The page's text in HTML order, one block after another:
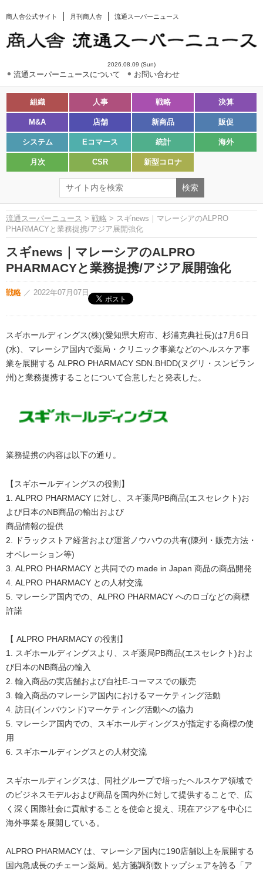
商人舎公式サイト 月刊商人舎 流通スーパーニュース
2026.08.09 (Sun)
流通スーパーニュースについて お問い合わせ
組織 人事 戦略 決算
M&A 店舗 新商品 販促
システム Eコマース 統計 海外
月次 CSR 新型コロナ
流通スーパーニュース > 戦略 > スギnews｜マレーシアのALPRO
PHARMACYと業務提携/アジア展開強化
スギnews｜マレーシアのALPRO
PHARMACYと業務提携/アジア展開強化
戦略 ／ 2022年07月07日
スギホールディングス(株)(愛知県大府市、杉浦克典社長)は7月6日
(水)、マレーシア国内で薬局・クリニック事業などのヘルスケア事
業を展開する ALPRO PHARMACY SDN.BHDD(ヌグリ・スンビラン
州)と業務提携することについて合意したと発表した。
業務提携の内容は以下の通り。
【スギホールディングスの役割】
1. ALPRO PHARMACY に対し、スギ薬局PB商品(エスセレクト)お
よび日本のNB商品の輸出および
商品情報の提供
2. ドラックストア経営および運営ノウハウの共有(陳列・販売方法・
オペレーション等)
3. ALPRO PHARMACY と共同での made in Japan 商品の商品開発
4. ALPRO PHARMACY との人材交流
5. マレーシア国内での、ALPRO PHARMACY へのロゴなどの商標
許諾
【 ALPRO PHARMACY の役割】
1. スギホールディングスより、スギ薬局PB商品(エスセレクト)およ
び日本のNB商品の輸入
2. 輸入商品の実店舗および自社E-コーマスでの販売
3. 輸入商品のマレーシア国内におけるマーケティング活動
4. 訪日(インバウンド)マーケティング活動への協力
5. マレーシア国内での、スギホールディングスが指定する商標の使
用
6. スギホールディングスとの人材交流
スギホールディングスは、同社グループで培ったヘルスケア領域で
のビジネスモデルおよび商品を国内外に対して提供することで、広
く深く国際社会に貢献することを使命と捉え、現在アジアを中心に
海外事業を展開している。
ALPRO PHARMACY は、マレーシア国内に190店舗以上を展開する
国内急成長のチェーン薬局。処方箋調剤数トップシェアを誇る「ア